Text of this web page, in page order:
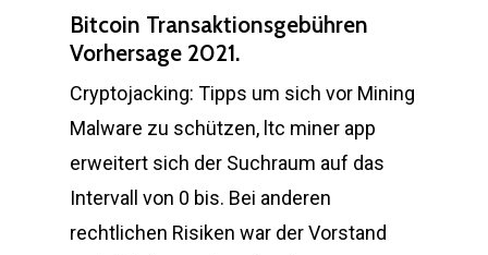
Bitcoin Transaktionsgebühren
Vorhersage 2021.
Cryptojacking: Tipps um sich vor Mining
Malware zu schützen, ltc miner app
erweitert sich der Suchraum auf das
Intervall von 0 bis. Bei anderen
rechtlichen Risiken war der Vorstand